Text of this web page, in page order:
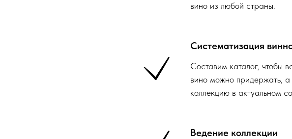
вино из любой страны.
Систематизация
Составим каталог, чтобы
вино можно придержать,
коллекцию в актуальном
Ведение коллекции